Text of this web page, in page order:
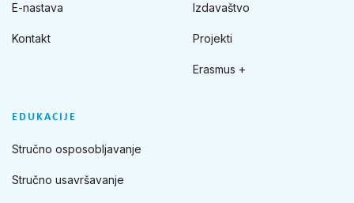
E-nastava
Kontakt
Izdavaštvo
Projekti
Erasmus +
EDUKACIJE
Stručno osposobljavanje
Stručno usavršavanje